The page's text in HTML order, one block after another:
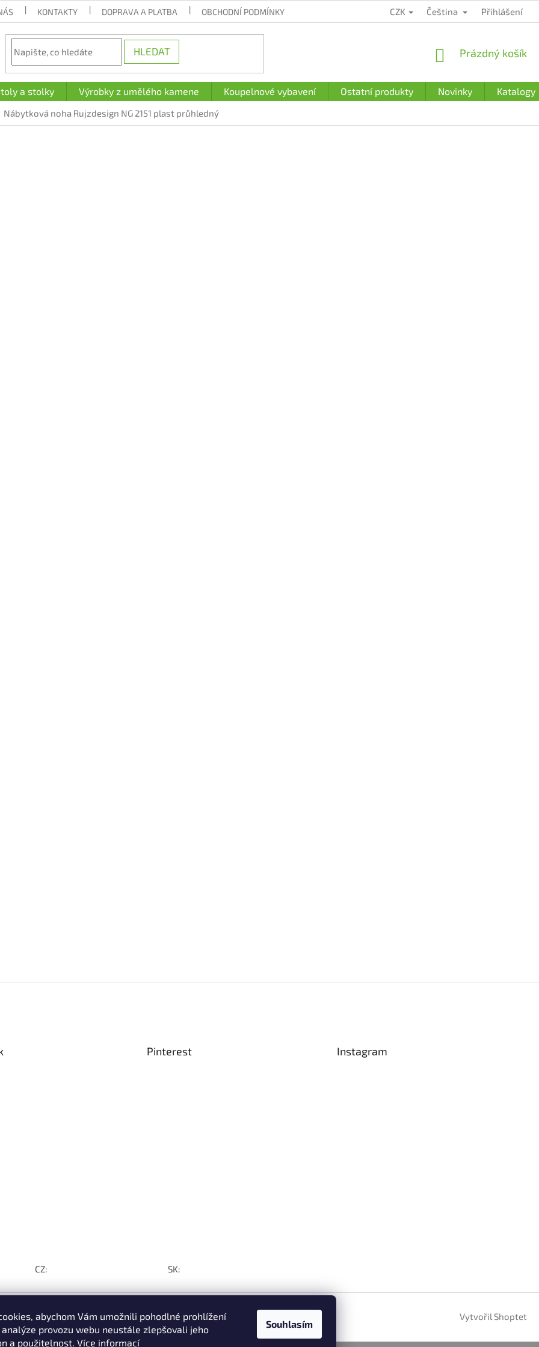
abychom Vám umožnili pohodlné prohlížení
provozu webu neustále zlepšovali jeho
a použitelnost. Více informací
Souhlasím
KONTAKTY DOPRAVA A PLATBA OBCHODNÍ PODMÍNKY PODMÍNKY OCHRANY OSOBNÍCH
CZK Čeština Přihlášení
HLEDAT
NÁKUPNÍ
Prázdný košík
a stolky Výrobky z umělého kamene Koupelnové vybavení Ostatní produkty Novinky Katalogy
Nábytková noha Rujzdesign NG 2151 plast průhledný
Pinterest Instagram
CZ: SK:
Vytvořil Shoptet